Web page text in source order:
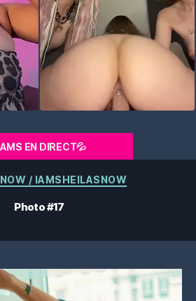
EN DIRECT💦
Catégories
/ IAMSHEILASNOW
Photo #17